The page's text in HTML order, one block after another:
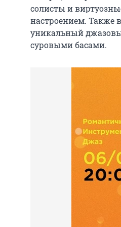
солисты и
настроением. Также
уникальный
суровыми басами.